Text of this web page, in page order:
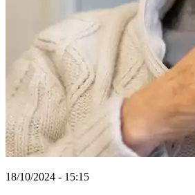
18/10/2024 - 15:15